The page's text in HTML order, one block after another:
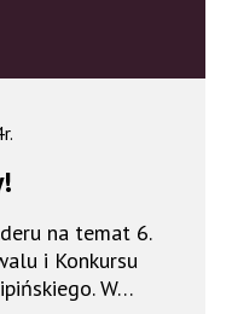
na temat 6.
i Konkursu
W…